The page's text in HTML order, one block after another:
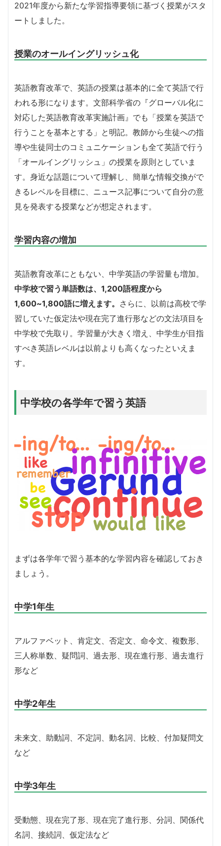
2021年度から新たな学習指導要領に基づく授業がスタ
ートしました。
授業のオールイングリッシュ化
英語教育改革で、英語の授業は基本的に全て英語で行
われる形になります。 文部科学省の『グローバル化に
対応した英語教育改革実施計画』でも「授業を英語で
行うことを基本とする」と明記。 教師から生徒への指
導や生徒同士のコミュニケーションも全て英語で行う
「オールイングリッシュ」の授業を原則としていま
す。身近な話題について理解し、簡単な情報交換がで
きるレベルを目標に、ニュース記事について自分の意
見を発表する授業などが想定されます。
学習内容の増加
英語教育改革にともない、中学英語の学習量も増加。
中学校で習う単語数は、1,200語程度から
1,600~1,800語に増えます。 さらに、以前は高校で学
習していた仮定法や現在完了進行形などの文法項目を
中学校で先取り。学習量が大きく増え、中学生が目指
すべき英語レベルは以前よりも高くなったといえま
す。
中学校の各学年で習う英語
まずは各学年で習う基本的な学習内容を確認しておき
ましょう。
中学1年生
アルファベット、肯定文、否定文、命令文、複数形、
三人称単数、疑問詞、過去形、現在進行形、過去進行
形など
中学2年生
未来文、助動詞、不定詞、動名詞、比較、付加疑問文
など
中学3年生
受動態、現在完了形、現在完了進行形、分詞、関係代
名詞、接続詞、仮定法など